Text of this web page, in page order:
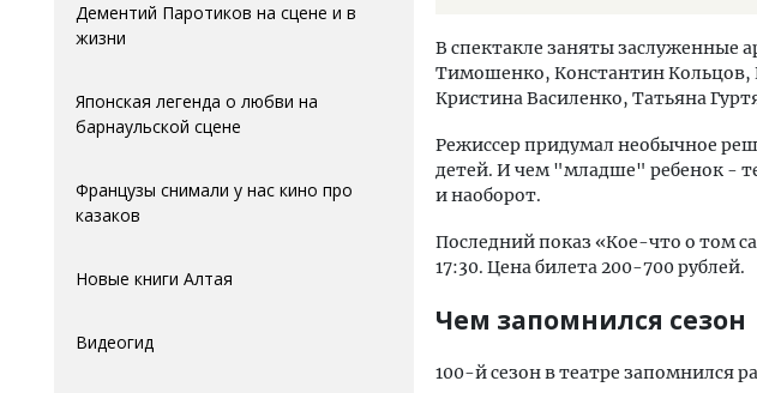
Дементий Паротиков на сцене и в
жизни
Японская легенда о любви на
барнаульской сцене
Французы снимали у нас кино про
казаков
Новые книги Алтая
Видеогид
В спектакле заняты заслуженные
Тимошенко, Константин
Кристина Василенко, Татьяна
Режиссер придумал необычное
детей. И чем "младше" ребенок -
и наоборот.
Последний показ «Кое-что о том
17:30. Цена билета 200-700 рублей.
Чем запомнился сезон
100-й сезон в театре запомнился